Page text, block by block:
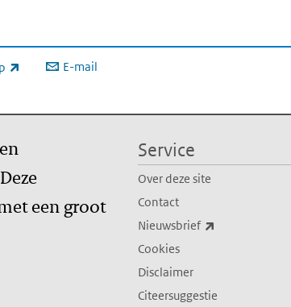
E-mail
een groot
Service
Over deze site
Contact
Nieuwsbrief
Cookies
Disclaimer
Citeersuggestie